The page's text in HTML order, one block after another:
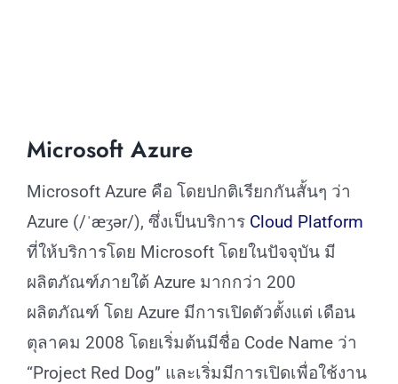
Microsoft Azure
Microsoft Azure คือ โดยปกติเรียกกันสั้นๆ ว่า
Azure (/ˈæʒər/), ซึ่งเป็นบริการ Cloud Platform
ที่ให้บริการโดย Microsoft โดยในปัจจุบัน มี
ผลิตภัณฑ์ภายใต้ Azure มากกว่า 200
ผลิตภัณฑ์ โดย Azure มีการเปิดตัวตั้งแต่ เดือน
ตุลาคม 2008 โดยเริ่มต้นมีชื่อ Code Name ว่า
“Project Red Dog” และเริ่มมีการเปิดเพื่อใช้งาน